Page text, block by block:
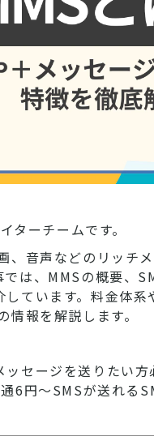
ターチームです。
、音声などのリッチ
は、MMSの概要、
ています。料金体系
報を解説します。
セージを送りたい方
6円～SMSが送れる